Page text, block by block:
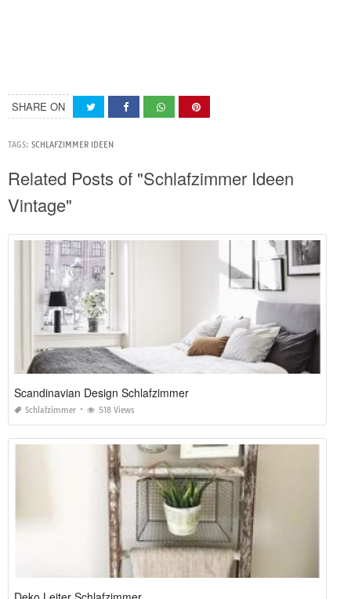
SHARE ON
TAGS: SCHLAFZIMMER IDEEN
Related Posts of "Schlafzimmer Ideen
Vintage"
Scandinavian Design Schlafzimmer
Schlafzimmer 518 Views